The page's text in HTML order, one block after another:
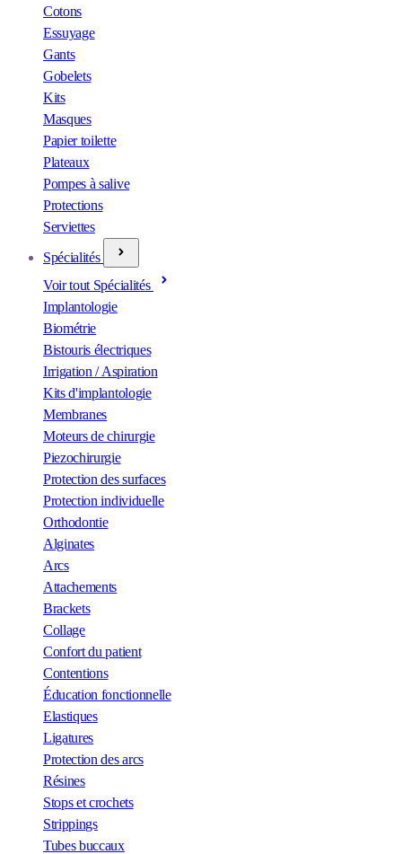
Cotons
Essuyage
Gants
Gobelets
Kits
Masques
Papier toilette
Plateaux
Pompes à salive
Protections
Serviettes
Spécialités
Voir tout Spécialités
Implantologie
Biométrie
Bistouris électriques
Irrigation / Aspiration
Kits d'implantologie
Membranes
Moteurs de chirurgie
Piezochirurgie
Protection des surfaces
Protection individuelle
Orthodontie
Alginates
Arcs
Attachements
Brackets
Collage
Confort du patient
Contentions
Éducation fonctionnelle
Elastiques
Ligatures
Protection des arcs
Résines
Stops et crochets
Strippings
Tubes buccaux